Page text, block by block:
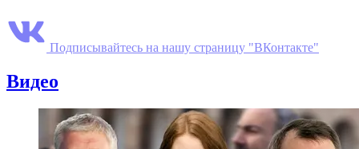
Подписывайтесь на нашу страницу "ВКонтакте"
Видео